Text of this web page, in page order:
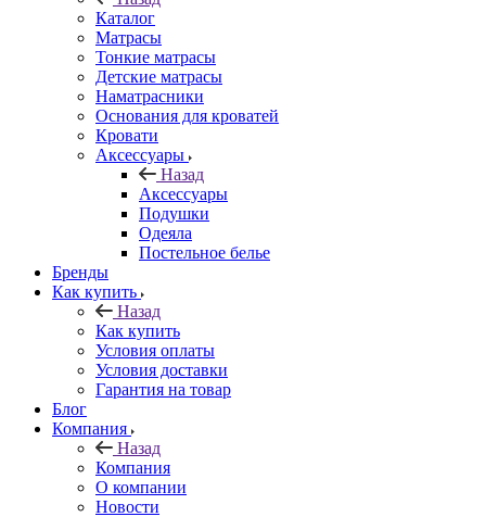
Каталог
Матрасы
Тонкие матрасы
Детские матрасы
Наматрасники
Основания для кроватей
Кровати
Аксессуары
Назад
Аксессуары
Подушки
Одеяла
Постельное белье
Бренды
Как купить
Назад
Как купить
Условия оплаты
Условия доставки
Гарантия на товар
Блог
Компания
Назад
Компания
О компании
Новости